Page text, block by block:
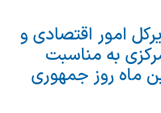
امور اقتصادی و
به مناسبت
ماه روز جمهوری